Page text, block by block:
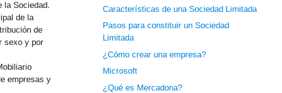
la Sociedad.
de la
de
sexo y por
empresas y
Características de una Sociedad Limitada
Pasos para constituir un Sociedad
Limitada
¿Cómo crear una empresa?
Microsoft
¿Qué es Mercadona?